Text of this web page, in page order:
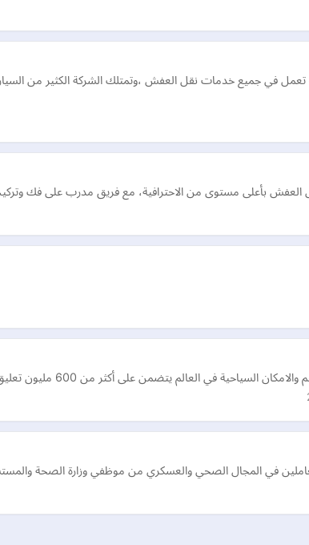
تعمل في جميع خدمات نقل العفش ،وتمتلك الشركة الكثير من
بأعلى مستوى من الاحترافية، مع فريق مدرب على فك
يتضمن على أكثر من 600 مليون تعليق من المسافرين، ويوفر محرك بحث لأكثر من 200 دولة
في المجال الصحي والعسكري من موظفي وزارة الصحة